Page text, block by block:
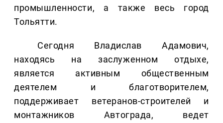
промышленности, а также весь город
Тольятти.
Сегодня Владислав Адамович,
находясь на заслуженном отдыхе,
является активным общественным
деятелем и благотворителем,
поддерживает ветеранов-строителей и
монтажников Автограда, ведет